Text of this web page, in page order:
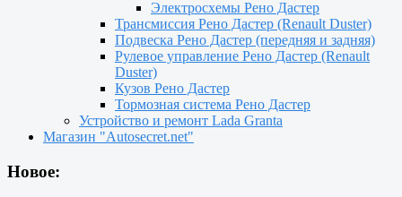
Электросхемы Рено Дастер
Трансмиссия Рено Дастер (Renault Duster)
Подвеска Рено Дастер (передняя и задняя)
Рулевое управление Рено Дастер (Renault
Duster)
Кузов Рено Дастер
Тормозная система Рено Дастер
Устройство и ремонт Lada Granta
Магазин "Autosecret.net"
Новое: